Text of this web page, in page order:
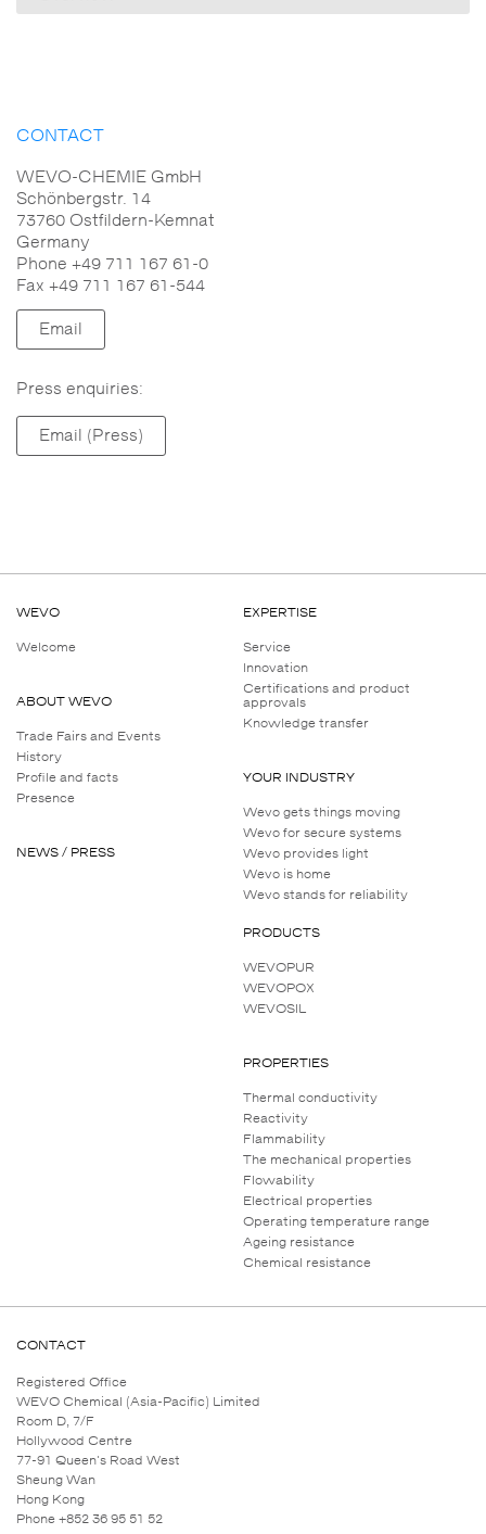
CONTACT
WEVO-CHEMIE GmbH
Schönbergstr. 14
73760 Ostfildern-Kemnat
Germany
Phone +49 711 167 61-0
Fax +49 711 167 61-544
Email
Press enquiries:
Email (Press)
WEVO
Welcome
ABOUT WEVO
Trade Fairs and Events
History
Profile and facts
Presence
NEWS / PRESS
EXPERTISE
Service
Innovation
Certifications and product
approvals
Knowledge transfer
YOUR INDUSTRY
Wevo gets things moving
Wevo for secure systems
Wevo provides light
Wevo is home
Wevo stands for reliability
PRODUCTS
WEVOPUR
WEVOPOX
WEVOSIL
PROPERTIES
Thermal conductivity
Reactivity
Flammability
The mechanical properties
Flowability
Electrical properties
Operating temperature range
Ageing resistance
Chemical resistance
CONTACT
Registered Office
WEVO Chemical (Asia-Pacific) Limited
Room D, 7/F
Hollywood Centre
77-91 Queen's Road West
Sheung Wan
Hong Kong
Phone +852 36 95 51 52